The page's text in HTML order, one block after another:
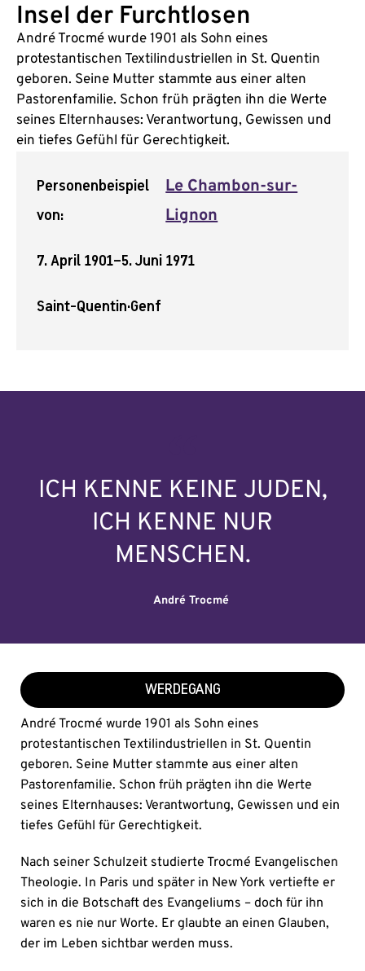
Insel der Furchtlosen
André Trocmé wurde 1901 als Sohn eines
protestantischen Textilindustriellen in St. Quentin
geboren. Seine Mutter stammte aus einer alten
Pastorenfamilie. Schon früh prägten ihn die Werte
seines Elternhauses: Verantwortung, Gewissen und
ein tiefes Gefühl für Gerechtigkeit.
Personenbeispiel
von:
Le Chambon-sur-
Lignon
7. April 1901–5. Juni 1971
Saint-Quentin·Genf
ICH KENNE KEINE JUDEN,
ICH KENNE NUR
MENSCHEN.
André Trocmé
WERDEGANG
André Trocmé wurde 1901 als Sohn eines
protestantischen Textilindustriellen in St. Quentin
geboren. Seine Mutter stammte aus einer alten
Pastorenfamilie. Schon früh prägten ihn die Werte
seines Elternhauses: Verantwortung, Gewissen und ein
tiefes Gefühl für Gerechtigkeit.
Nach seiner Schulzeit studierte Trocmé Evangelischen
Theologie. In Paris und später in New York vertiefte er
sich in die Botschaft des Evangeliums – doch für ihn
waren es nie nur Worte. Er glaubte an einen Glauben,
der im Leben sichtbar werden muss.